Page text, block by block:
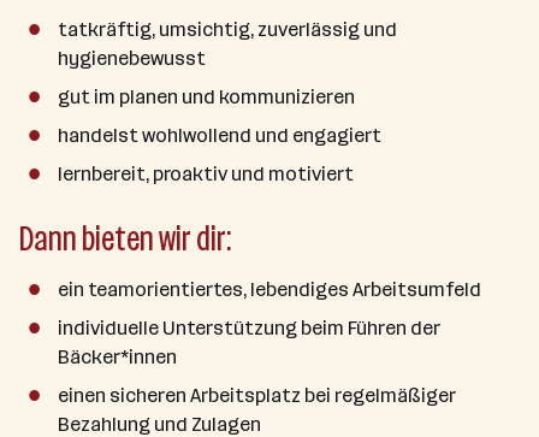
tatkräftig, umsichtig, zuverlässig und
hygienebewusst
gut im planen und kommunizieren
handelst wohlwollend und engagiert
lernbereit, proaktiv und motiviert
Dann bieten wir dir:
ein teamorientiertes, lebendiges Arbeitsumfeld
individuelle Unterstützung beim Führen der
Bäcker*innen
einen sicheren Arbeitsplatz bei regelmäßiger
Bezahlung und Zulagen